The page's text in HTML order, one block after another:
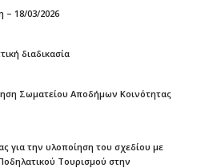
– 18/03/2026
διαδικασία
Σωματείου Αποδήμων Κοινότητας
για την υλοποίηση του σχεδίου με
Τουρισμού στην